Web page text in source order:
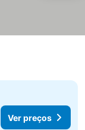
Ver preços